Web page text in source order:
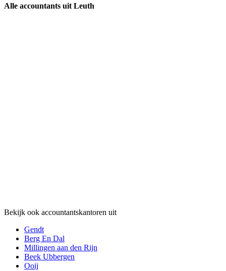
Alle accountants uit Leuth
Bekijk ook accountantskantoren uit
Gendt
Berg En Dal
Millingen aan den Rijn
Beek Ubbergen
Ooij